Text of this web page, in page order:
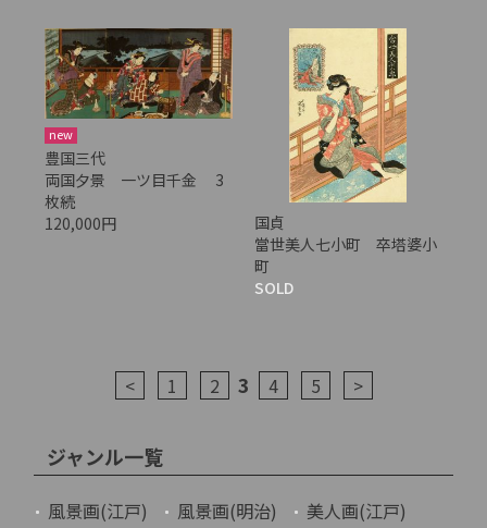
new
豊国三代
両国夕景 一ツ目千金 3
枚続
120,000円
国貞
當世美人七小町 卒塔婆小
町
SOLD
< 1 2 3 4 5 >
ジャンル一覧
風景画(江戸) 風景画(明治)
美人画(江戸)